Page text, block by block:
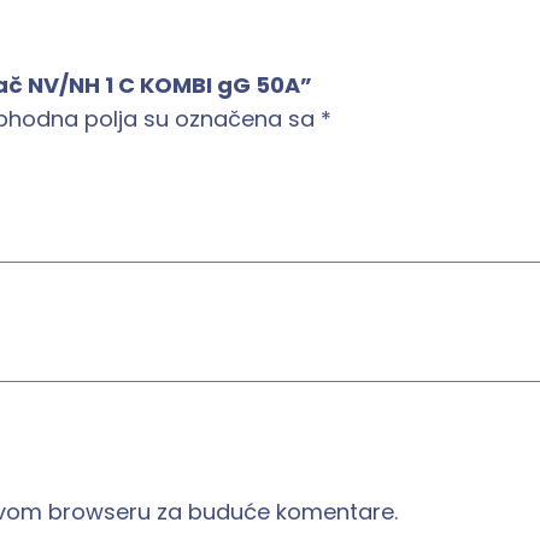
č
N
H
O
g
NH 1 C KOMBI gG 50A”
polja su označena sa *
browseru za buduće komentare.